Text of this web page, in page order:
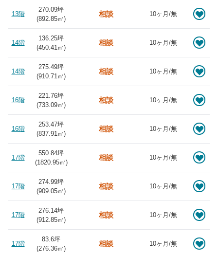
13階
270.09坪
(892.85㎡)
相談 10ヶ月/無
14階
136.25坪
(450.41㎡)
相談 10ヶ月/無
14階
275.49坪
(910.71㎡)
相談 10ヶ月/無
16階
221.76坪
(733.09㎡)
相談 10ヶ月/無
16階
253.47坪
(837.91㎡)
相談 10ヶ月/無
17階
550.84坪
(1820.95㎡)
相談 10ヶ月/無
17階
274.99坪
(909.05㎡)
相談 10ヶ月/無
17階
276.14坪
(912.85㎡)
相談 10ヶ月/無
17階
83.6坪
(276.36㎡)
相談 10ヶ月/無